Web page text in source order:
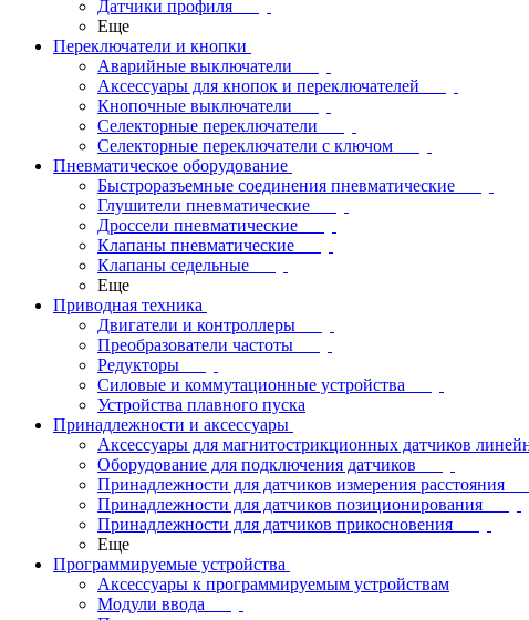
Датчики профиля
Еще
Переключатели и кнопки
Аварийные выключатели
Аксессуары для кнопок и переключателей
Кнопочные выключатели
Селекторные переключатели
Селекторные переключатели с ключом
Пневматическое оборудование
Быстроразъемные соединения пневматические
Глушители пневматические
Дроссели пневматические
Клапаны пневматические
Клапаны седельные
Еще
Приводная техника
Двигатели и контроллеры
Преобразователи частоты
Редукторы
Силовые и коммутационные устройства
Устройства плавного пуска
Принадлежности и аксессуары
Аксессуары для магнитострикционных датчиков
Оборудование для подключения датчиков
Принадлежности для датчиков измерения расстояния
Принадлежности для датчиков позиционирования
Принадлежности для датчиков прикосновения
Еще
Программируемые устройства
Аксессуары к программируемым устройствам
Модули ввода